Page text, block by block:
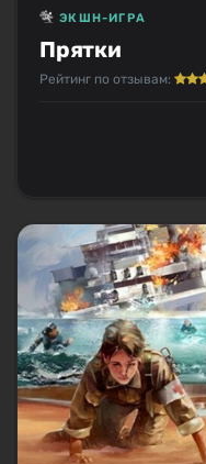
Прятки
ЭКШН-ИГРА
Рейтинг по отзывам: